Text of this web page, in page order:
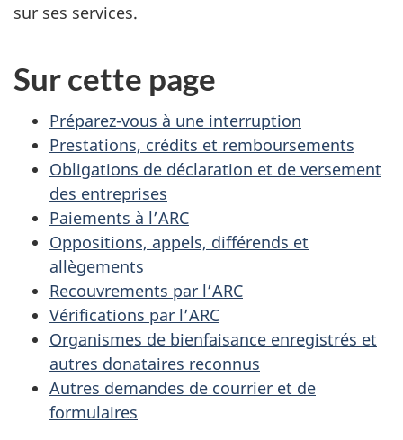
sur ses services.
Sur cette page
Préparez-vous à une interruption
Prestations, crédits et remboursements
Obligations de déclaration et de versement
des entreprises
Paiements à l’ARC
Oppositions, appels, différends et
allègements
Recouvrements par l’ARC
Vérifications par l’ARC
Organismes de bienfaisance enregistrés et
autres donataires reconnus
Autres demandes de courrier et de
formulaires